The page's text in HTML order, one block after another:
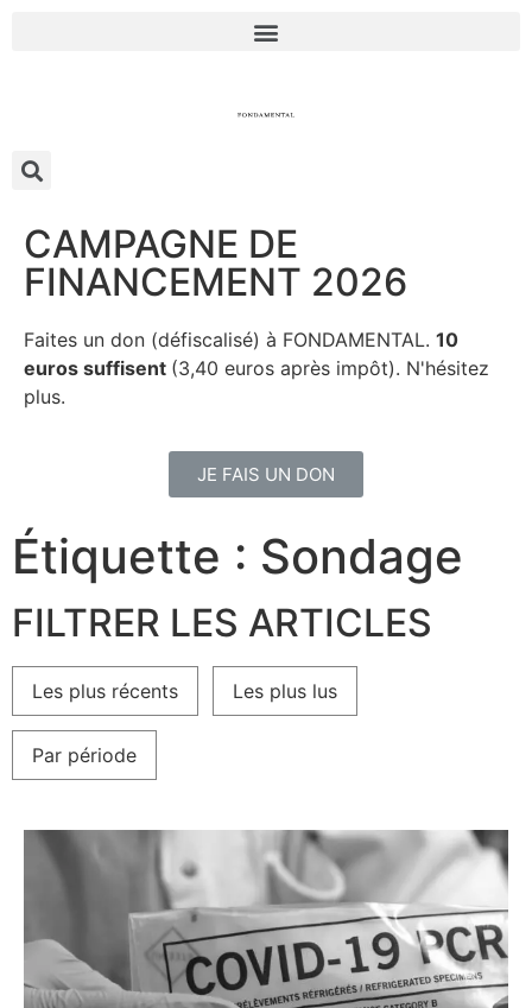
CAMPAGNE DE
FINANCEMENT 2026
Faites un don (défiscalisé) à FONDAMENTAL. 10
euros suffisent (3,40 euros après impôt). N'hésitez
plus.
JE FAIS UN DON
Étiquette : Sondage
FILTRER LES ARTICLES
Les plus récents Les plus lus
Par période